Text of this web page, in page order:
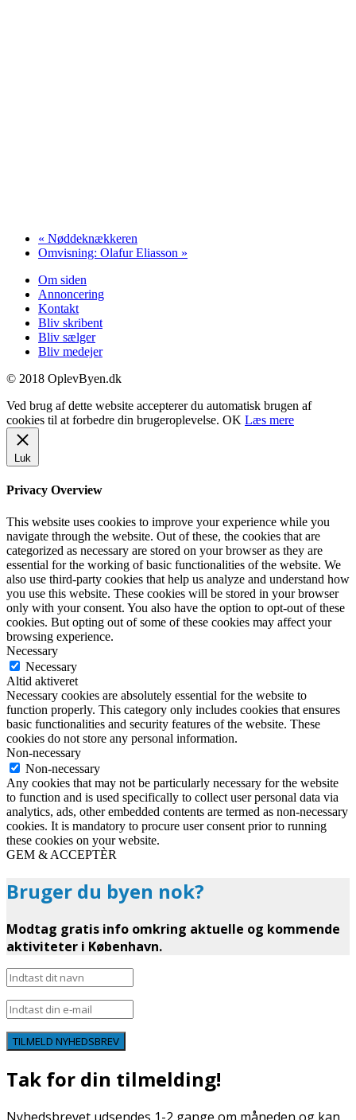
« Nøddeknækkeren
Omvisning: Olafur Eliasson »
Om siden
Annoncering
Kontakt
Bliv skribent
Bliv sælger
Bliv medejer
© 2018 OplevByen.dk
Ved brug af dette website accepterer du automatisk brugen af
cookies til at forbedre din brugeroplevelse. OK Læs mere
Luk
Privacy Overview
This website uses cookies to improve your experience while you
navigate through the website. Out of these, the cookies that are
categorized as necessary are stored on your browser as they are
essential for the working of basic functionalities of the website. We
also use third-party cookies that help us analyze and understand how
you use this website. These cookies will be stored in your browser
only with your consent. You also have the option to opt-out of these
cookies. But opting out of some of these cookies may affect your
browsing experience.
Necessary
Necessary
Altid aktiveret
Necessary cookies are absolutely essential for the website to
function properly. This category only includes cookies that ensures
basic functionalities and security features of the website. These
cookies do not store any personal information.
Non-necessary
Non-necessary
Any cookies that may not be particularly necessary for the website
to function and is used specifically to collect user personal data via
analytics, ads, other embedded contents are termed as non-necessary
cookies. It is mandatory to procure user consent prior to running
these cookies on your website.
GEM & ACCEPTÈR
Bruger du byen nok?
Modtag gratis info omkring aktuelle og kommende
aktiviteter i København.
TILMELD NYHEDSBREV
Tak for din tilmelding!